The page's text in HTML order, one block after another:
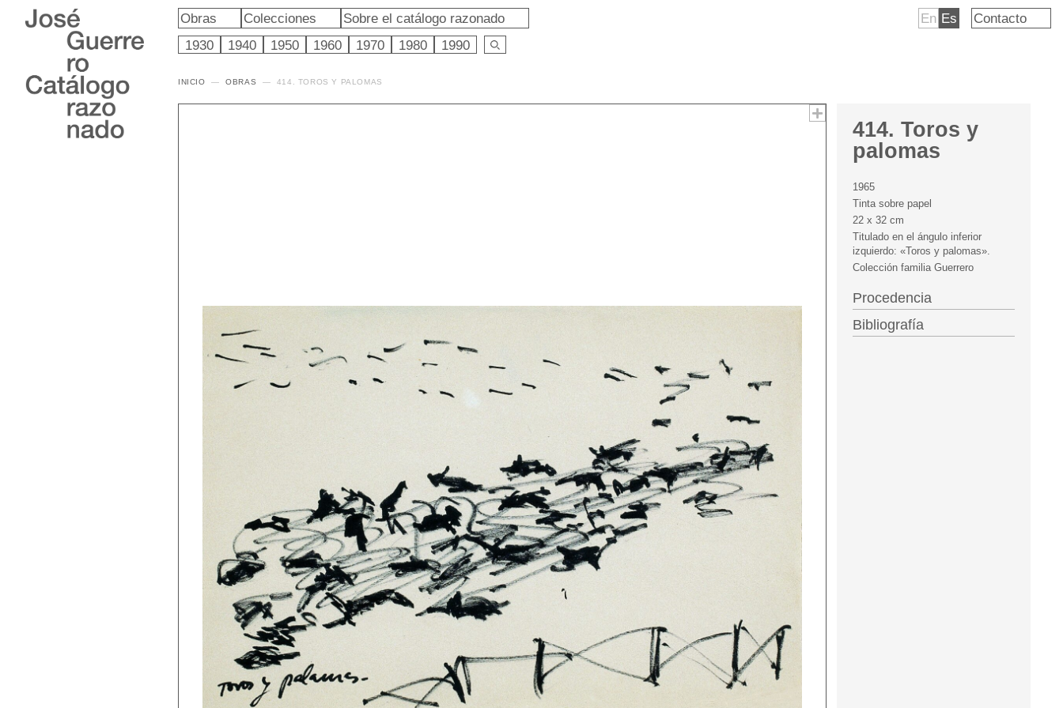
Obras Colecciones
Sobre el catálogo razonado
1930
1940 1950 1960 1970 1980 1990
En Es Contacto
INICIO OBRAS 414. TOROS Y PALOMAS
414. Toros y
palomas
1965
Tinta sobre papel
22 x 32 cm
Titulado en el ángulo inferior
izquierdo: «Toros y palomas».
Colección familia Guerrero
Procedencia
Bibliografía